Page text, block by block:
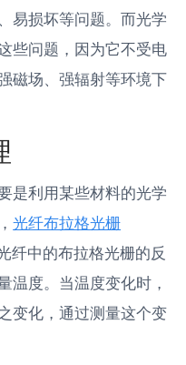
易损坏等问题。而光学
些问题，因为它不受电
磁场、强辐射等环境下
是利用某些材料的光学
光纤布拉格光栅
纤中的布拉格光栅的反
温度。当温度变化时，
变化，通过测量这个变